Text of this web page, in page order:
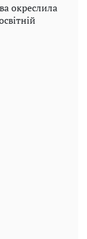
окреслила